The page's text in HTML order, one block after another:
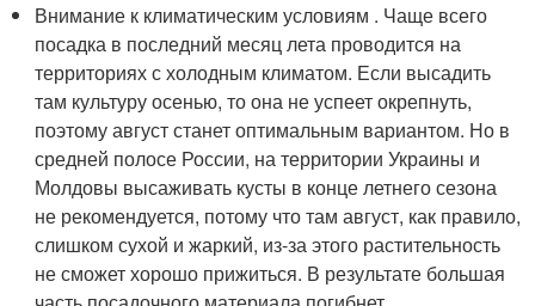
Внимание к климатическим условиям . Чаще всего
посадка в последний месяц лета проводится на
территориях с холодным климатом. Если высадить
там культуру осенью, то она не успеет окрепнуть,
поэтому август станет оптимальным вариантом. Но в
средней полосе России, на территории Украины и
Молдовы высаживать кусты в конце летнего сезона
не рекомендуется, потому что там август, как правило,
слишком сухой и жаркий, из-за этого растительность
не сможет хорошо прижиться. В результате большая